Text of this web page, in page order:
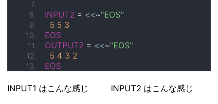
INPUT2 = <<~"EOS"
5 5 3
EOS
OUTPUT2 = <<~"EOS"
5 4 3 2
EOS
INPUT1 はこんな感じ INPUT2 はこんな感じ